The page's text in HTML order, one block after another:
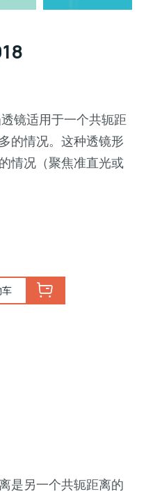
镜适用于一个共轭距
的情况。这种透镜形
情况（聚焦准直光或
车
是另一个共轭距离的